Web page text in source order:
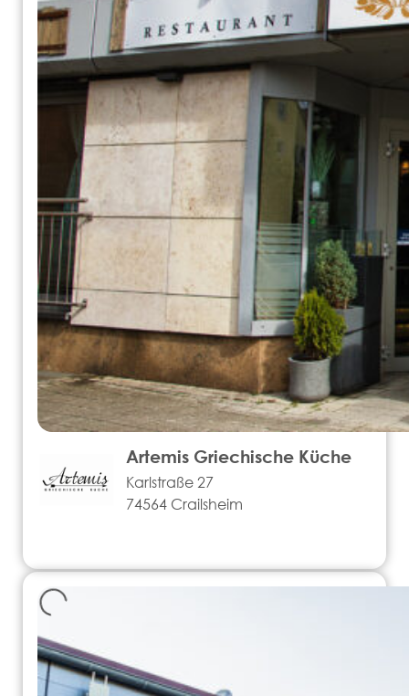
Artemis Griechische Küche
Karlstraße 27
74564 Crailsheim